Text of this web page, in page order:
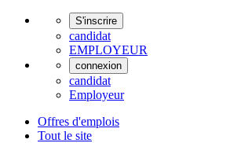
S'inscrire
candidat
EMPLOYEUR
connexion
candidat
Employeur
Offres d'emplois
Tout le site